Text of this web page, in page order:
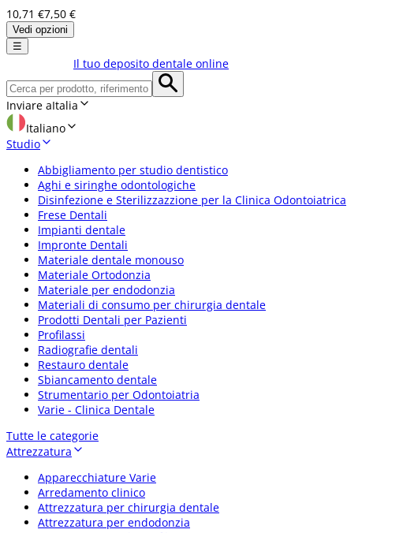
10,71 €7,50 €
Vedi opzioni
☰
Il tuo deposito dentale online
Inviare aItalia
Italiano
Studio
Abbigliamento per studio dentistico
Aghi e siringhe odontologiche
Disinfezione e Sterilizzazzione per la Clinica Odontoiatrica
Frese Dentali
Impianti dentale
Impronte Dentali
Materiale dentale monouso
Materiale Ortodonzia
Materiale per endodonzia
Materiali di consumo per chirurgia dentale
Prodotti Dentali per Pazienti
Profilassi
Radiografie dentali
Restauro dentale
Sbiancamento dentale
Strumentario per Odontoiatria
Varie - Clinica Dentale
Tutte le categorie
Attrezzatura
Apparecchiature Varie
Arredamento clinico
Attrezzatura per chirurgia dentale
Attrezzatura per endodonzia